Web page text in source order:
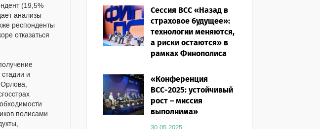
(19,5%
анализы
респонденты
отказаться
и
Орлова,
полисами
16.03.2026
Сессия ВСС «Назад в
страховое будущее»:
технологии меняются,
а риски остаются» в
рамках Финополиса
16.03.2026
«Конференция
ВСС-2025: устойчивый
рост – миссия
выполнима»